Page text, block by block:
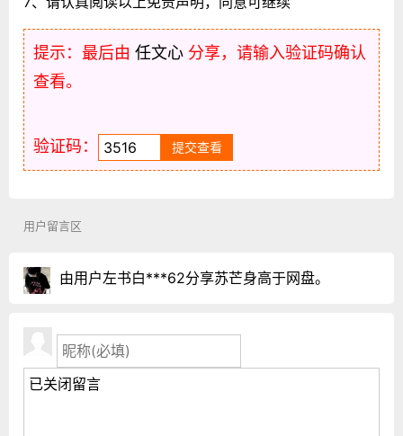
提示：最后由 任文心 分享，请输入验证码确认
查看。
验证码：
用户留言区
由用户左书白***62分享苏芒身高于网盘。